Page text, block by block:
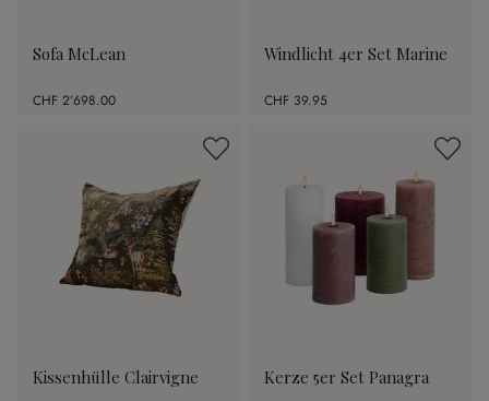
Sofa McLean
CHF 2’698.00
Windlicht 4er Set Marine
CHF 39.95
Kissenhülle Clairvigne Kerze 5er Set Panagra